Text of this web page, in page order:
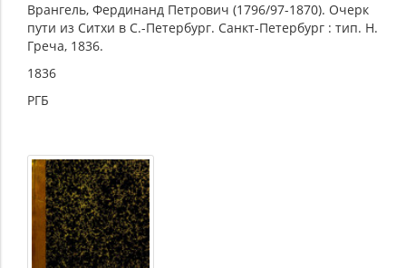
Врангель, Фердинанд Петрович (1796/97-1870). Очерк
пути из Ситхи в С.-Петербург. Санкт-Петербург : тип. Н.
Греча, 1836.
1836
РГБ